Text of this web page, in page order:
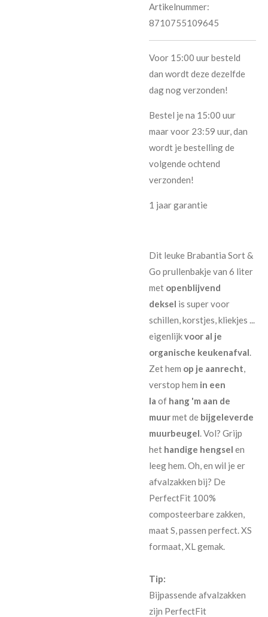
Artikelnummer:
8710755109645
Voor 15:00 uur besteld
dan wordt deze dezelfde
dag nog verzonden!
Bestel je na 15:00 uur
maar voor 23:59 uur, dan
wordt je bestelling de
volgende ochtend
verzonden!
1 jaar garantie
Dit leuke Brabantia Sort &
Go prullenbakje van 6 liter
met openblijvend
deksel is super voor
schillen, korstjes, kliekjes ...
eigenlijkvoor al je
organische keukenafval.
Zet hem op je aanrecht,
verstop hem in een
la of hang 'm aan de
muurmet de bijgeleverde
muurbeugel. Vol? Grijp
het handige hengsel en
leeg hem. Oh, en wil je er
afvalzakken bij? De
PerfectFit 100%
composteerbare zakken,
maat S, passen perfect. XS
formaat, XL gemak.
Tip:
Bijpassende afvalzakken
zijn PerfectFit